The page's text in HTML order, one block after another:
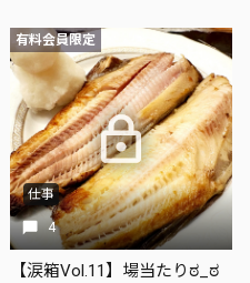
有料会員限定
仕事
4
【涙箱Vol.11】場当たりಠ_ಠ